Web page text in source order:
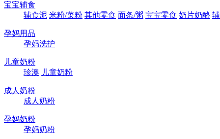
宝宝辅食
辅食泥 米粉/菜粉 其他零食 面条/粥 宝宝零食 奶片奶酪
孕妈用品
孕妈洗护
儿童奶粉
珍澳 儿童奶粉
成人奶粉
成人奶粉
孕妈奶粉
孕妈奶粉